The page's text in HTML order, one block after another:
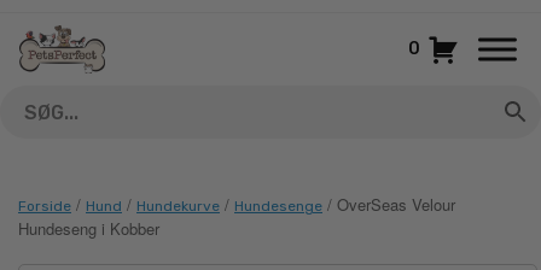
indhold
0
Forside / Hund / Hundekurve / Hundesenge / OverSeas Velour
Hundeseng i Kobber